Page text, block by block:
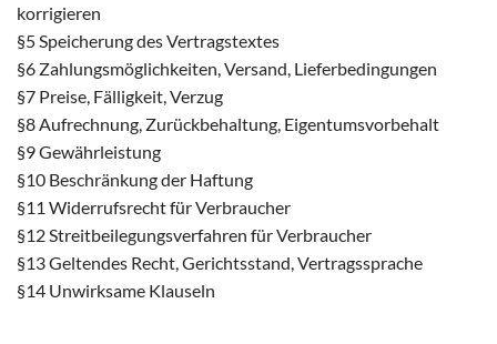
korrigieren
§5 Speicherung des Vertragstextes
§6 Zahlungsmöglichkeiten, Versand, Lieferbedingungen
§7 Preise, Fälligkeit, Verzug
§8 Aufrechnung, Zurückbehaltung, Eigentumsvorbehalt
§9 Gewährleistung
§10 Beschränkung der Haftung
§11 Widerrufsrecht für Verbraucher
§12 Streitbeilegungsverfahren für Verbraucher
§13 Geltendes Recht, Gerichtsstand, Vertragssprache
§14 Unwirksame Klauseln